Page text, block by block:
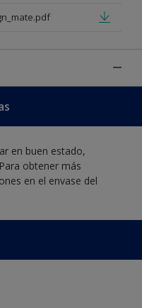
en buen estado,
obtener más
en el envase del